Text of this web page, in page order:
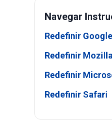
Navegar
Redefinir
Redefinir
Redefinir
Redefinir Safari